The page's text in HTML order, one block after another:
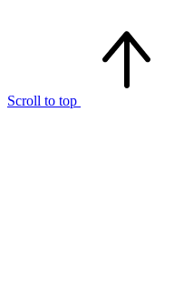
Scroll to top